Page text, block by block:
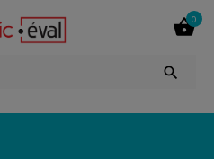

0
